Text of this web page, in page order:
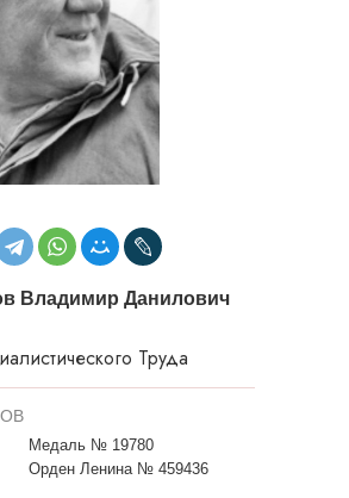
Владимир Данилович
Труда
Медаль № 19780
Орден Ленина № 459436